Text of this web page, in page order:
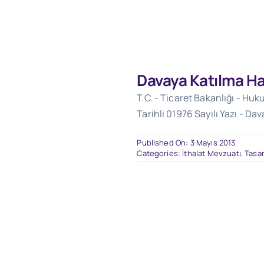
Davaya Katılma
T.C. - Ticaret Bakanlığı -
Tarihli 01976 Sayılı Yazı -
Published On: 3 Mayıs 2013
Categories: İthalat Mevzuatı,